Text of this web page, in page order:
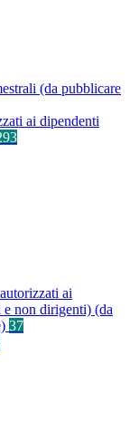
(da pubblicare
ai dipendenti
ai
non dirigenti) (da
37